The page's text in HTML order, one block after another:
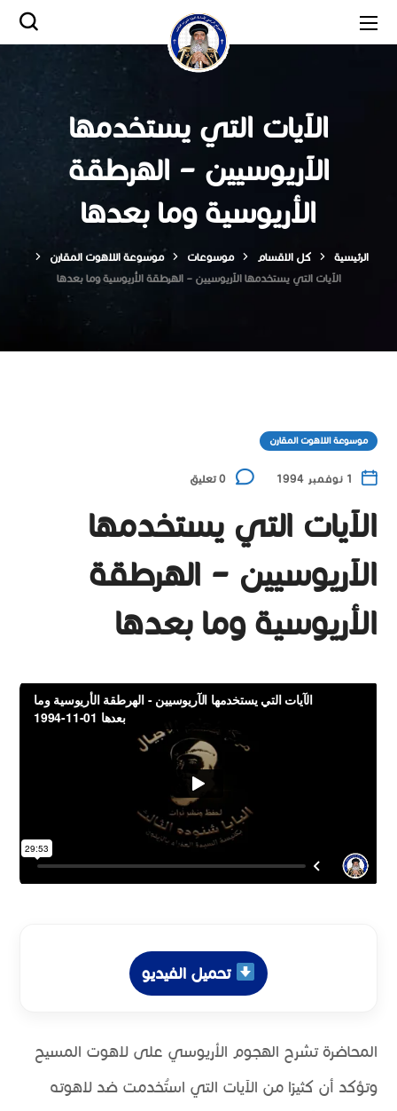
الآيات التي يستخدمها
الآريوسيين – الهرطقة
الأريوسية وما بعدها
الرئيسية كل الاقسام موسوعات
موسوعة اللاهوت المقارن
الآيات التي يستخدمها الآريوسيين – الهرطقة الأريوسية وما بعدها
موسوعة اللاهوت المقارن
1 نوفمبر 1994 0 تعليق
الآيات التي يستخدمها
الآريوسيين – الهرطقة
الأريوسية وما بعدها
تحميل الفيديو
المحاضرة تشرح الهجوم الأريوسي على لاهوت المسيح
وتؤكد أن كثيرًا من الآيات التي استُخدمت ضد لاهوته